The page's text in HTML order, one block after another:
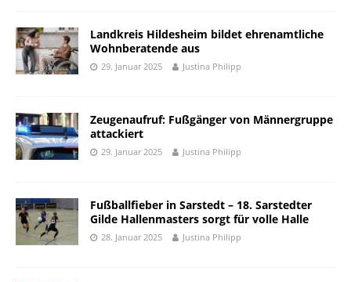
Landkreis Hildesheim bildet ehrenamtliche
Wohnberatende aus
29. Januar 2025 Justina Philipp
Zeugenaufruf: Fußgänger von Männergruppe
attackiert
29. Januar 2025 Justina Philipp
Fußballfieber in Sarstedt – 18. Sarstedter
Gilde Hallenmasters sorgt für volle Halle
28. Januar 2025 Justina Philipp